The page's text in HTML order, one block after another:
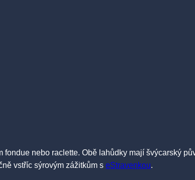
fondue nebo raclette. Obě lahůdky mají švýcarský
vstříc sýrovým zážitkům s eStravenkou.